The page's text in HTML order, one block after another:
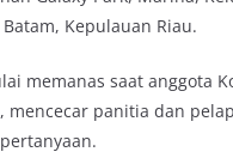
Batam, Kepulauan Riau.
memanas saat anggota
mencecar panitia dan